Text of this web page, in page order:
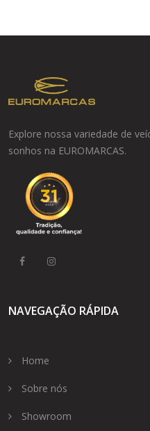
Explore nossa variedade de
sonhos na EUROMARCAS.
NAVEGAÇÃO RÁPIDA
Home
Sobre nós
Showroom